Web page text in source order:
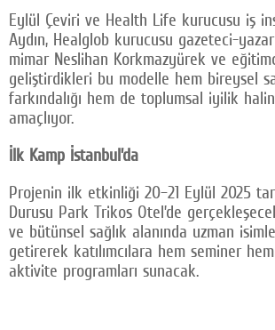
A24 SOSYAL MEDYA
Facebook
Twitter
Google Plus
© 2026 TÜM HAKLARI SAKLIDIR
Eylül Çeviri ve Health Life kurucusu iş
Aydın, Healglob kurucusu gazeteci-
mimar Neslihan Korkmazyürek ve
geliştirdikleri bu modelle hem bireysel
farkındalığı hem de toplumsal iyilik
amaçlıyor.
İlk Kamp İstanbul’da
Projenin ilk etkinliği 20–21 Eylül 2025
Durusu Park Trikos Otel’de
ve bütünsel sağlık alanında uzman
getirerek katılımcılara hem seminer
aktivite programları sunacak.